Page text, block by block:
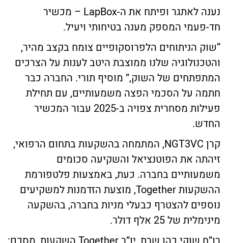
נענה לאתגר ופיתח את ה-LapBox – מכשיר
חד-פעמי המספק מענה בטיחותי ויעיל.
“שוק הניתוחים הלפרוסקופיים צומח בקצב מהיר,
והטכנולוגיה שלנו ממוצבת היטב לענות על הצרכים
המתפתחים של השוק,” מוסיף תורי. החברה כבר
חתמה על הסכמי הפצה משמעותיים, עם תחילת
פעילות מסחרית צפויה ב-2025 עבור המכשיר
החדש.
קרן NGT3VC, המתמחה בהשקעות בתחום הרפואי,
זיהתה את הפוטנציאל והשקיעה סכומים
משמעותיים בחברה. כעת, באמצעות פלטפורמת
ההשקעות Together, מוצעת הזדמנות למשקיעים
נוספים להצטרף כבעלי מניות בחברה, בהשקעה
מינימלית של 25 אלף דולר.